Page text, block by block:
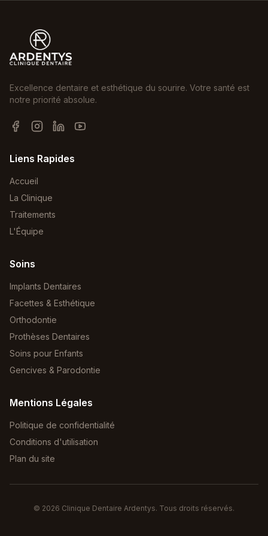
Excellence dentaire et esthétique du sourire. Votre santé est
notre priorité absolue.
Liens Rapides
Accueil
La Clinique
Traitements
L'Équipe
Soins
Implants Dentaires
Facettes & Esthétique
Orthodontie
Prothèses Dentaires
Soins pour Enfants
Gencives & Parodontie
Mentions Légales
Politique de confidentialité
Conditions d'utilisation
Plan du site
© 2026 Clinique Dentaire Ardentys. Tous droits réservés.